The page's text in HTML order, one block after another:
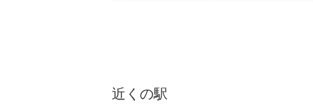
近くの駅